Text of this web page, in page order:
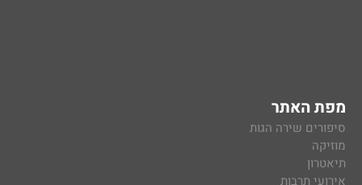
מפת האתר
סיפורים שירה הגות
מוזיקה
תיאטרון
אירועי תרבות